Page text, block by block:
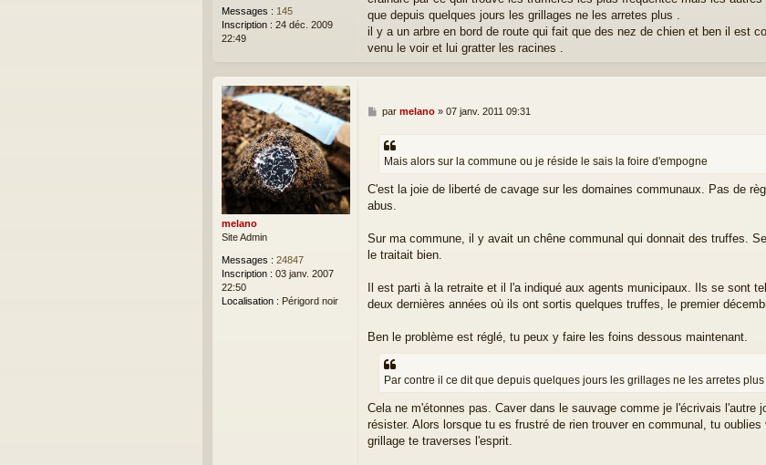
Messages : 145
Inscription : 24 déc. 2009
22:49
que depuis quelques jours les grillages ne les arretes plus .
il y a un arbre en bord de route qui fait que des nez de chien et ben il est
venu le voir et lui gratter les racines .
melano
Site Admin
Messages : 24847
Inscription : 03 janv. 2007
22:50
Localisation : Périgord noir
M
s
e
par melano» 07 janv. 2011 09:31
Mais alors sur la commune ou je réside le sais la foire d'empogne
C'est la joie de liberté de cavage sur les domaines communaux. Pas de
abus.
Sur ma commune, il y avait un chêne communal qui donnait des truffes.
le traitait bien.
Il est parti à la retraite et il l'a indiqué aux agents municipaux. Ils se sont
deux dernières années où ils ont sortis quelques truffes, le premier
Ben le problème est réglé, tu peux y faire les foins dessous maintenant.
Par contre il ce dit que depuis quelques jours les grillages ne les arretes plus .
Cela ne m'étonnes pas. Caver dans le sauvage comme je l'écrivais l'autre
résister. Alors lorsque tu es frustré de rien trouver en communal, tu
grillage te traverses l'esprit.